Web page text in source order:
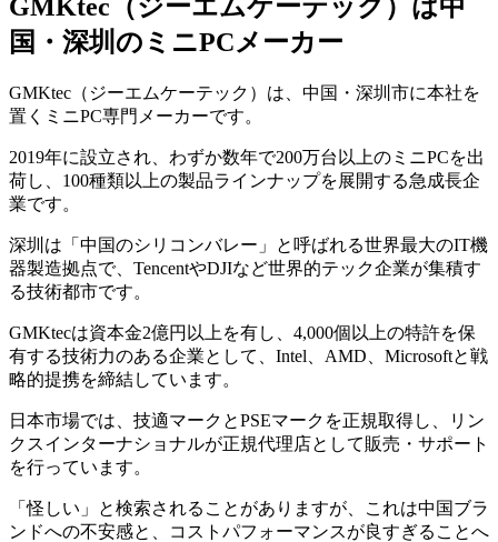
GMKtec（ジーエムケーテック）は中
国・深圳のミニPCメーカー
GMKtec（ジーエムケーテック）は、中国・深圳市に本社を
置くミニPC専門メーカーです。
2019年に設立され、わずか数年で200万台以上のミニPCを出
荷し、100種類以上の製品ラインナップを展開する急成長企
業です。
深圳は「中国のシリコンバレー」と呼ばれる世界最大のIT機
器製造拠点で、TencentやDJIなど世界的テック企業が集積す
る技術都市です。
GMKtecは資本金2億円以上を有し、4,000個以上の特許を保
有する技術力のある企業として、Intel、AMD、Microsoftと戦
略的提携を締結しています。
日本市場では、技適マークとPSEマークを正規取得し、リン
クスインターナショナルが正規代理店として販売・サポート
を行っています。
「怪しい」と検索されることがありますが、これは中国ブラ
ンドへの不安感と、コストパフォーマンスが良すぎることへ